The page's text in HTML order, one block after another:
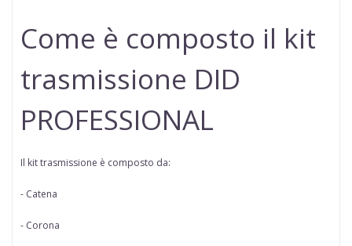
Come è composto il kit
trasmissione DID
PROFESSIONAL
Il kit trasmissione è composto da:
- Catena
- Corona